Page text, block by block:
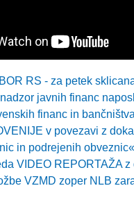
RS - za petek
javnih financ
financ in
v povezavi z
in podrejenih
VIDEO REPORTAŽA z
VZMD zoper NLB